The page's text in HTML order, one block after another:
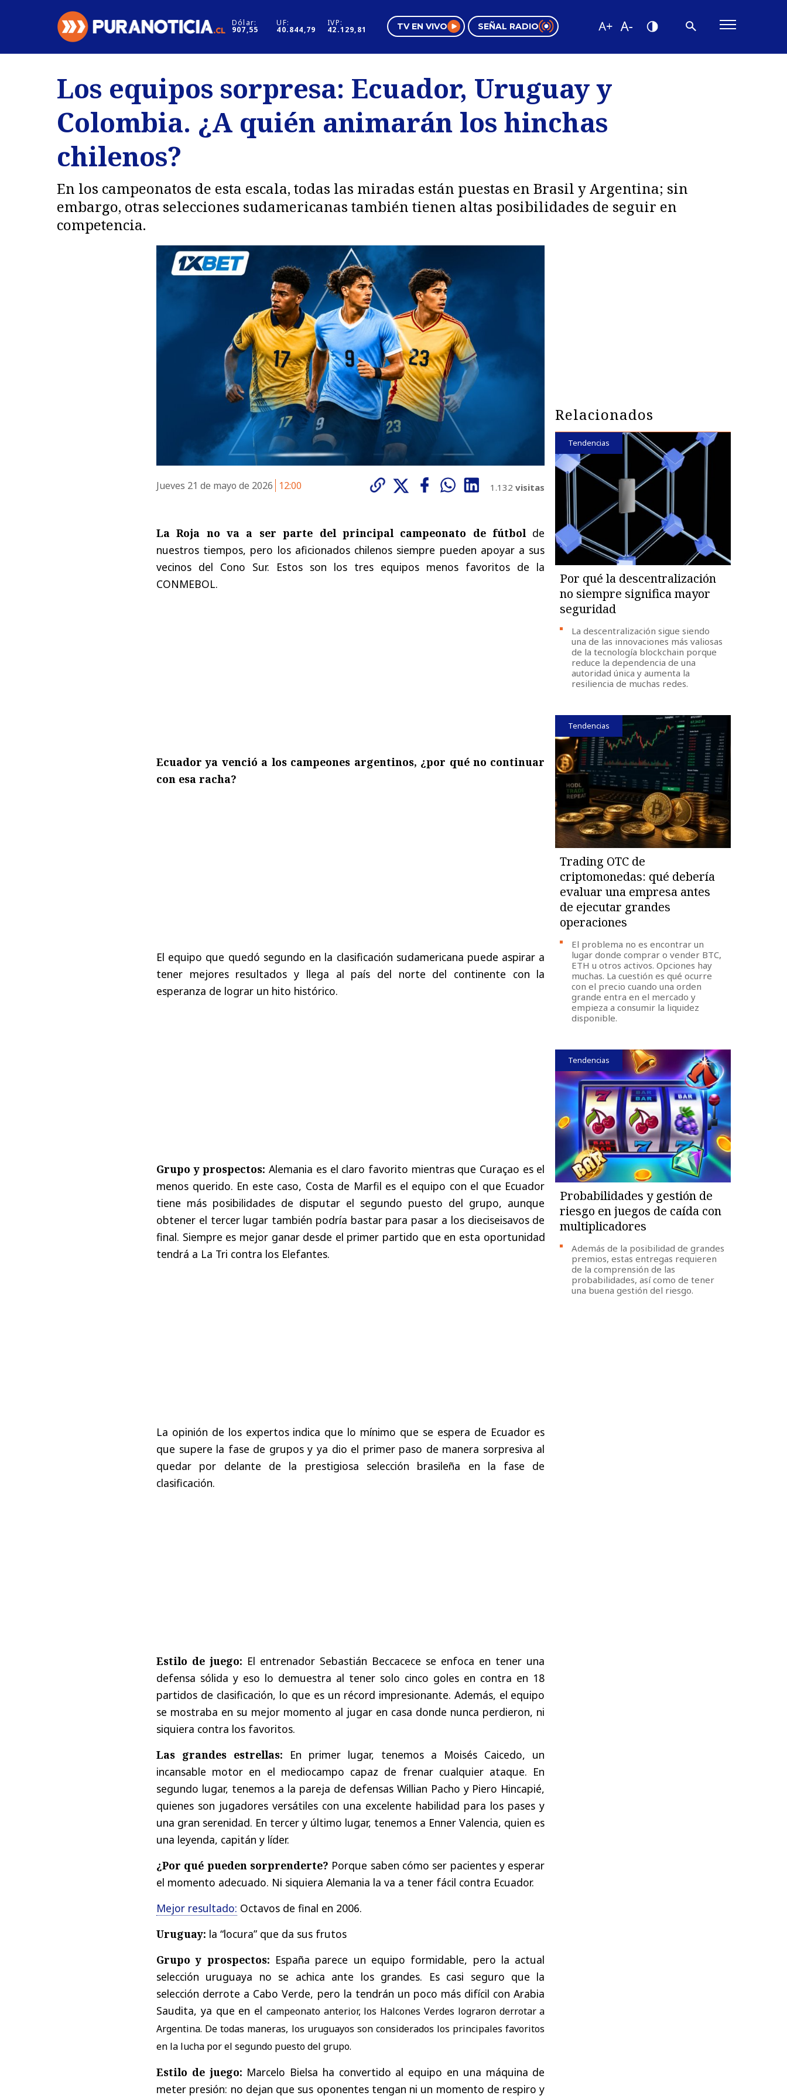
Dólar:
907,55
UF:
40.844,79
IVP:
42.129,81 TV EN VIVO SEÑAL RADIO
Regiones
Deportes
Internacional
Motores
Negocios
Pura Mujer
Tendencias
Videos
Los equipos sorpresa: Ecuador, Uruguay y
Colombia. ¿A quién animarán los hinchas
chilenos?
En los campeonatos de esta escala, todas las miradas están puestas en Brasil y Argentina; sin
embargo, otras selecciones sudamericanas también tienen altas posibilidades de seguir en
competencia.
Jueves 21 de mayo de 2026 12:00 1.132 visitas
LaRoja no va a ser parte del principal campeonato de fútbol de
nuestros tiempos, pero los aficionados chilenos siempre pueden apoyara sus
vecinos del Cono Sur. Estos son los tres equipos menos favoritos de la
CONMEBOL.
Ecuador ya venció a los campeones argentinos, ¿por qué no continuar
con esa racha?
El equipo que quedó segundo en la clasificación sudamericana puede aspirar a
tener mejores resultados y llega al país del norte del continente con la
esperanza de lograr un hito histórico.
Grupo yprospectos: Alemania es el claro favorito mientras que Curaçao es el
menos querido. En este caso, Costa de Marfil es el equipo con el que Ecuador
tiene más posibilidades de disputar el segundo puesto del grupo, aunque
obtener el tercer lugar también podría bastar para pasar a los dieciseisavos de
final. Siempre es mejor ganar desde el primer partido que en esta oportunidad
tendrá a La Tri contra los Elefantes.
La opinión de los expertos indica que lo mínimo que se espera de Ecuador es
que supere la fase de gruposy ya dio el primer paso de manera sorpresiva al
quedar por delante de la prestigiosa selección brasileña en la fase
de
clasificación.
Estilo de juego: El entrenador Sebastián Beccacece se enfoca en tener una
defensa sólida y eso lo demuestra al tener solo cinco goles en contra en 18
partidos de clasificación, lo que es un récord impresionante. Además, el equipo
se mostraba en su mejor momento al jugar en casa donde nunca perdieron, ni
siquiera contra los favoritos.
Las grandes estrellas: En primer lugar, tenemos a Moisés Caicedo, un
incansable motor en el mediocampo capaz de frenar cualquier ataque. En
segundo lugar, tenemosa la pareja de defensas Willian Pacho y Piero Hincapié,
quienes son jugadores versátiles con una excelente habilidad para los pases y
una gran serenidad. En tercer y último lugar, tenemos a Enner Valencia, quien es
una leyenda, capitán y líder.
¿Por qué pueden sorprenderte? Porque saben cómo ser pacientesy esperar
el momento adecuado. Ni siquiera Alemania la va a tener fácil contra Ecuador.
Mejor resultado: Octavos de final en 2006.
Uruguay: la “locura” que da sus frutos
Grupo y prospectos: España parece un equipo formidable, pero la actual
selección uruguaya no se achica ante los grandes. Es casi seguro que la
selección derrote a Cabo Verde, pero la tendrán un poco más difícil con Arabia
Saudita, ya que en el campeonato anterior, los Halcones Verdes lograron derrotara
Argentina. Detodas maneras, los uruguayos son considerados los principales favoritos
en la lucha porel segundo puestodel grupo.
Estilo de juego: Marcelo Bielsa ha convertido al equipo en una máquina de
meter presión: no dejan que sus oponentes tengan ni un momento de respiro y
Relacionados
Tendencias
Por qué la descentralización
no siempre significa mayor
seguridad
La descentralización sigue siendo
una de las innovaciones más valiosas
de la tecnología blockchain porque
reduce la dependencia de una
autoridad única y aumenta la
resiliencia de muchas redes.
Tendencias
Trading OTC de
criptomonedas: qué debería
evaluar una empresa antes
de ejecutar grandes
operaciones
El problema no es encontrar un
lugar donde comprar o vender BTC,
ETH u otros activos. Opciones hay
muchas. La cuestión es qué ocurre
con el precio cuando una orden
grande entra en el mercado y
empieza a consumir la liquidez
disponible.
Tendencias
Probabilidades y gestión de
riesgo en juegos de caída con
multiplicadores
Además de la posibilidad de grandes
premios, estas entregas requieren
de la comprensión de las
probabilidades, así como de tener
una buena gestión del riesgo.